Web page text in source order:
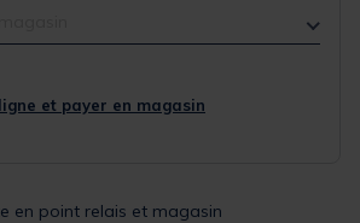
et payer en magasin
en point relais et magasin